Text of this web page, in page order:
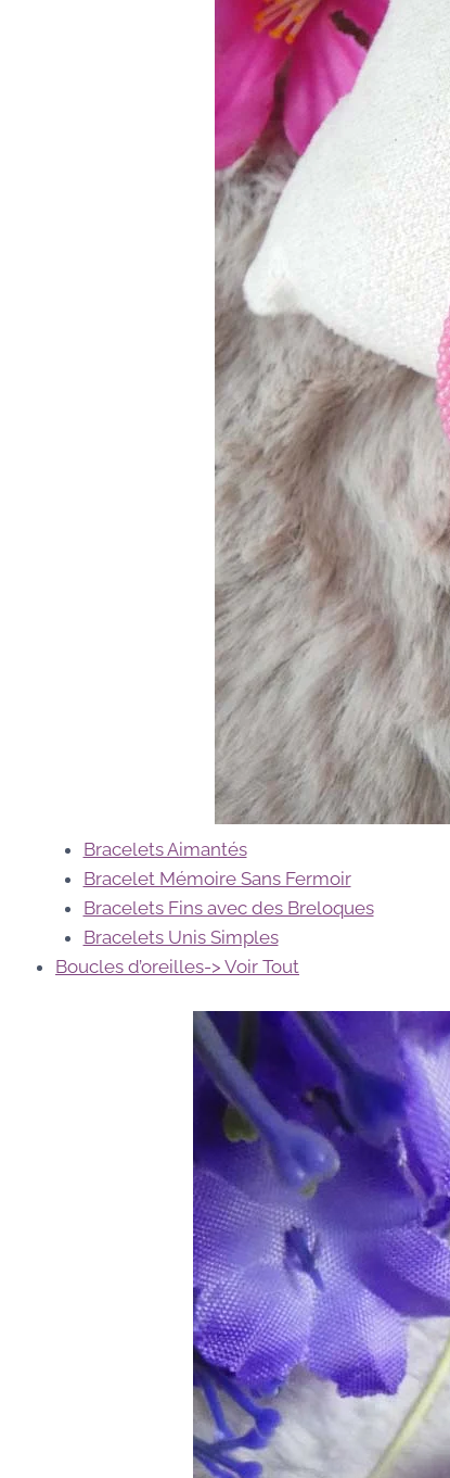
Bracelets Aimantés
Bracelet Mémoire Sans Fermoir
Bracelets Fins avec des Breloques
Bracelets Unis Simples
Boucles d’oreilles-> Voir Tout